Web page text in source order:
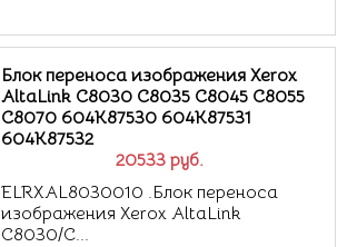
20533 руб.
Блок переноса изображения Xerox
AltaLink C8030 C8035 C8045 C8055
C8070 604K87530 604K87531
604K87532
ELRXAL8030010 .Блок переноса
изображения Xerox AltaLink
C8030/C...